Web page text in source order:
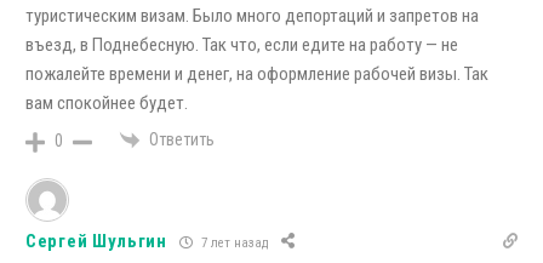
туристическим визам. Было много депортаций и запретов на
въезд, в Поднебесную. Так что, если едите на работу — не
пожалейте времени и денег, на оформление рабочей визы. Так
вам спокойнее будет.
0 Ответить
Сергей Шульгин 7 лет назад